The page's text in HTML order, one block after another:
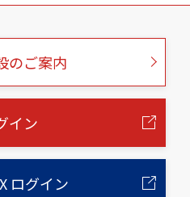
のご案内
イン
ログイン